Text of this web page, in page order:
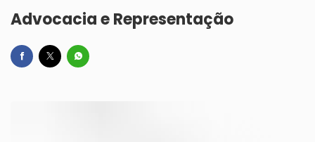
Advocacia e Representação